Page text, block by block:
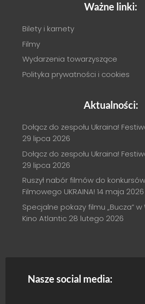
Ważne linki:
Bilety i karnety
Filmy
Wydarzenia towarzyszące
Polityka prywatności i cookies
Aktualności:
Dołącz do zespołu Ukraina!
29 lipca 2026
Dołącz do zespołu Ukraina!
29 lipca 2026
Ruszył nabór filmów do konkursów
Filmowego UKRAINA! 14 maja 2026
Specjalne pokazy filmu „Bucza”
Kino Atlantic 28 lutego 2026
Nasze social media: